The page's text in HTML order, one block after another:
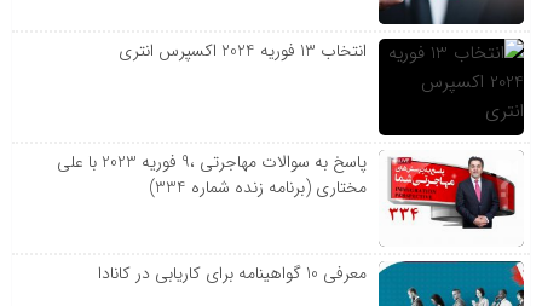
انتخاب 13 فوریه 2024 اکسپرس انتری
پاسخ به سوالات مهاجرتی ،9 فوریه 2023 با علی
مختاری (برنامه زنده شماره 334)
معرفی 10 گواهینامه برای کاریابی در کانادا